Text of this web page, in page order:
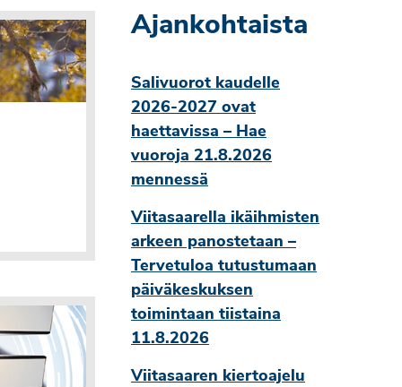
Ajankohtaista
Salivuorot kaudelle
2026-2027 ovat
haettavissa – Hae
vuoroja 21.8.2026
mennessä
Viitasaarella ikäihmisten
arkeen panostetaan –
Tervetuloa tutustumaan
päiväkeskuksen
toimintaan tiistaina
11.8.2026
Viitasaaren kiertoajelu